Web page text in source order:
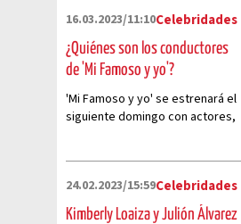
16.03.2023/11:10Celebridades
¿Quiénes son los conductores
de 'Mi Famoso y yo'?
'Mi Famoso y yo' se estrenará el
siguiente domingo con actores,
24.02.2023/15:59Celebridades
Kimberly Loaiza y Julión Álvarez